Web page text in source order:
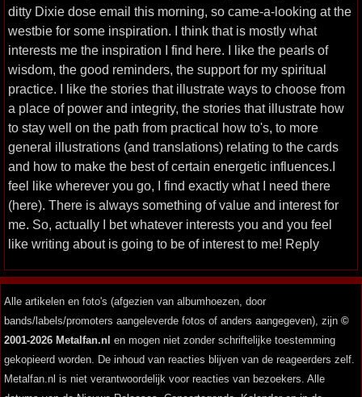
ditty Dixie dose email this morning, so came-a-looking at the
westbie for some inspiration. I think that is mostly what
interests me the inspiration I find here. I like the pearls of
wisdom, the good reminders, the support for my spiritual
practice. I like the stories that illustrate ways to choose from
a place of power and integrity, the stories that illustrate how
to stay well on the path from practical how to's, to more
general illustrations (and translations) relating to the cards
and how to make the best of certain energetic influences.I
feel like wherever you go, I find exactly what I need there
(here). There is always something of value and interest for
me. So, actually I bet whatever interests you and you feel
like writing about is going to be of interest to me! Reply
Alle artikelen en foto's (afgezien van albumhoezen, door
bands/labels/promoters aangeleverde fotos of anders aangegeven), zijn ©
2001-2026 Metalfan.nl en mogen niet zonder schriftelijke toestemming
gekopieerd worden. De inhoud van reacties blijven van de reageerders zelf.
Metalfan.nl is niet verantwoordelijk voor reacties van bezoekers. Alle